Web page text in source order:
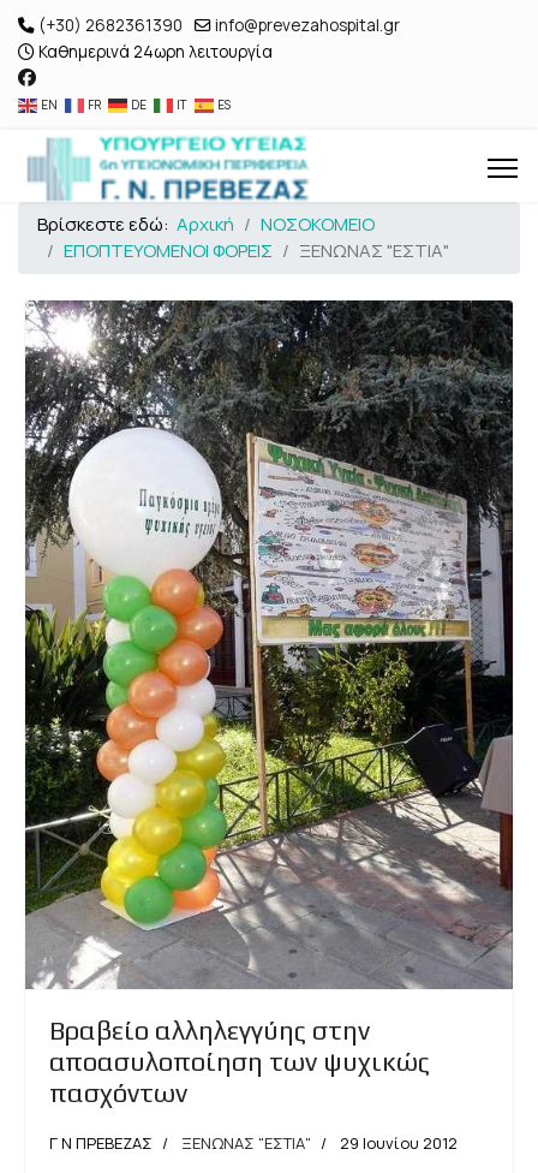
(+30) 2682361390
info@prevezahospital.gr
Καθημερινά 24ωρη λειτουργία
EN FR DE IT ES
Βρίσκεστε εδώ: Αρχική
ΝΟΣΟΚΟΜΕΙΟ
ΕΠΟΠΤΕΥΟΜΕΝΟΙ ΦΟΡΕΙΣ
ΞΕΝΩΝΑΣ "ΕΣΤΙΑ"
Βραβείο αλληλεγγύης στην
αποασυλοποίηση των ψυχικώς
πασχόντων
Γ Ν ΠΡΕΒΕΖΑΣ ΞΕΝΩΝΑΣ "ΕΣΤΙΑ" 29 Ιουνίου 2012